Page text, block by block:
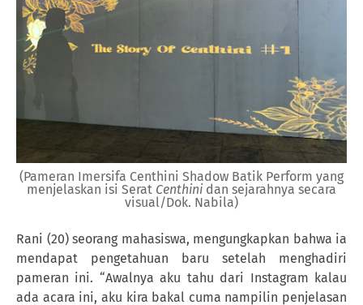
(Pameran Imersifa Centhini Shadow Batik Perform yang
menjelaskan isi Serat Centhinidan sejarahnya secara
visual/Dok. Nabila)
Rani (20) seorang mahasiswa, mengungkapkan bahwa ia
mendapat pengetahuan baru setelah menghadiri
pameran ini. “Awalnya aku tahu dari Instagram kalau
ada acara ini, aku kira bakal cuma nampilin penjelasan